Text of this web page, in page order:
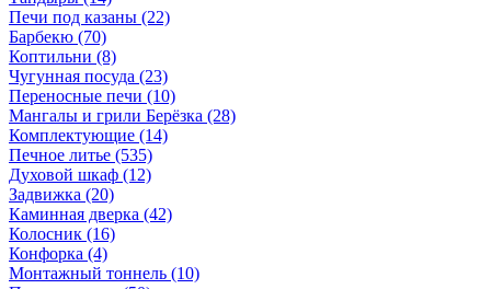
Печи под казаны (22)
Барбекю (70)
Коптильни (8)
Чугунная посуда (23)
Переносные печи (10)
Мангалы и грили Берёзка (28)
Комплектующие (14)
Печное литье (535)
Духовой шкаф (12)
Задвижка (20)
Каминная дверка (42)
Колосник (16)
Конфорка (4)
Монтажный тоннель (10)